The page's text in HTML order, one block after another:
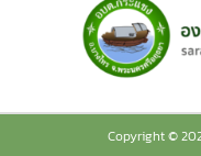
Copyright ©